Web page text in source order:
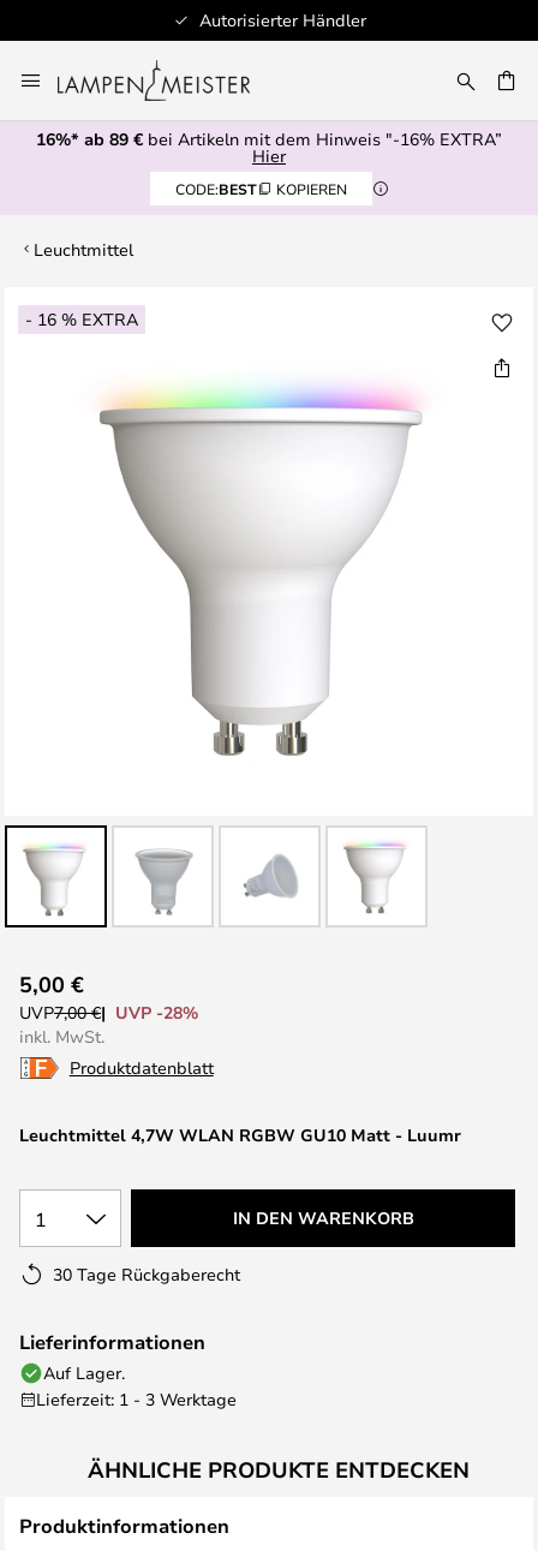
Autorisierter Händler
Inhalt
springen
16%* ab 89 € bei Artikeln mit dem Hinweis "-16% EXTRA”
Hier
CODE:BEST KOPIEREN
Leuchtmittel
- 16 % EXTRA
Zum
Ende
Anfang
der
Bildgalerie
springen
Leuchtmittel 4,7W WLAN RGBW GU10 Matt - Luumr
5,00 €
UVP7,00 €
UVP -28%
inkl. MwSt.
Produktdatenblatt
1 IN DEN WARENKORB
30 Tage Rückgaberecht
Lieferinformationen
Auf Lager.
Lieferzeit: 1 - 3 Werktage
ÄHNLICHE PRODUKTE ENTDECKEN
Produktinformationen